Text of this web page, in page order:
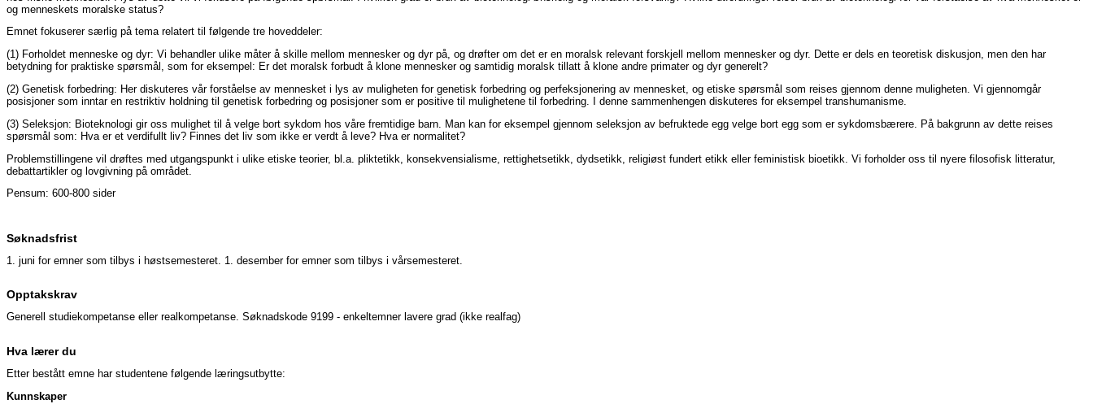
og menneskets moralske status?
Emnet fokuserer særlig på tema relatert til følgende tre hoveddeler:
(1) Forholdet menneske og dyr: Vi behandler ulike måter å skille mellom mennesker og dyr på, og drøfter om det er en moralsk relevant forskjell mellom mennesker og dyr. Dette er dels en teoretisk diskusjon, men den har
betydning for praktiske spørsmål, som for eksempel: Er det moralsk forbudt å klone mennesker og samtidig moralsk tillatt å klone andre primater og dyr generelt?
(2) Genetisk forbedring: Her diskuteres vår forståelse av mennesket i lys av muligheten for genetisk forbedring og perfeksjonering av mennesket, og etiske spørsmål som reises gjennom denne muligheten. Vi gjennomgår
posisjoner som inntar en restriktiv holdning til genetisk forbedring og posisjoner som er positive til mulighetene til forbedring. I denne sammenhengen diskuteres for eksempel transhumanisme.
(3) Seleksjon: Bioteknologi gir oss mulighet til å velge bort sykdom hos våre fremtidige barn. Man kan for eksempel gjennom seleksjon av befruktede egg velge bort egg som er sykdomsbærere. På bakgrunn av dette reises
spørsmål som: Hva er et verdifullt liv? Finnes det liv som ikke er verdt å leve? Hva er normalitet?
Problemstillingene vil drøftes med utgangspunkt i ulike etiske teorier, bl.a. pliktetikk, konsekvensialisme, rettighetsetikk, dydsetikk, religiøst fundert etikk eller feministisk bioetikk. Vi forholder oss til nyere filosofisk litteratur,
debattartikler og lovgivning på området.
Pensum: 600-800 sider
Søknadsfrist
1. juni for emner som tilbys i høstsemesteret. 1. desember for emner som tilbys i vårsemesteret.
Opptakskrav
Generell studiekompetanse eller realkompetanse. Søknadskode 9199 - enkeltemner lavere grad (ikke realfag)
Hva lærer du
Etter bestått emne har studentene følgende læringsutbytte:
Kunnskaper